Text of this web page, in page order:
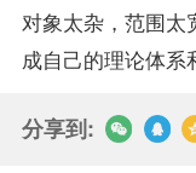
对象太杂，范围
成自己的理论体系
分享到: